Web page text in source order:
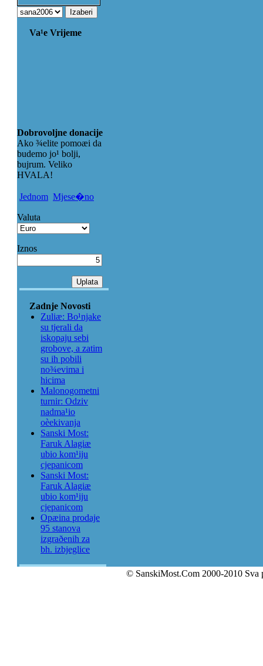
Va¹e Vrijeme
Dobrovoljne donacije
Ako ¾elite pomoæi da
budemo jo¹ bolji,
bujrum. Veliko
HVALA!
Jednom Mjese�no
Valuta
Iznos
Zadnje Novosti
Zuliæ: Bo¹njake
su tjerali da
iskopaju sebi
grobove, a zatim
su ih pobili
no¾evima i
hicima
Malonogometni
turnir: Odziv
nadma¹io
oèekivanja
Sanski Most:
Faruk Alagiæ
ubio kom¹iju
cjepanicom
Sanski Most:
Faruk Alagiæ
ubio kom¹iju
cjepanicom
Opæina prodaje
95 stanova
izgraðenih za
bh. izbjeglice
© SanskiMost.Com 2000-2010